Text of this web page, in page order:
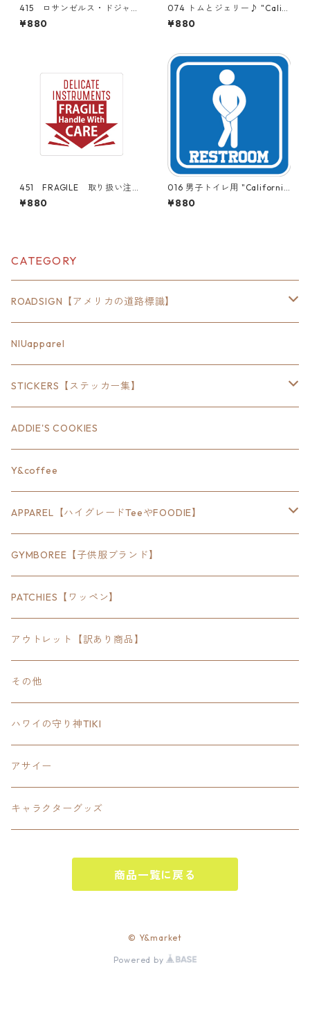
415 ロサンゼルス・ドジャー
ス Los Angeles Dodgers M
LB 大谷翔平 "California M
¥880
074 トムとジェリー♪ "Calif
ornia Market Center" アメ
リカンステッカー スーツケ
¥880
451 FRAGILE 取り扱い注意
DELICATE INSTTUMENTS "C
alifornia Market Center"
¥880
016 男子トイレ用 "California
Market Center" アメリカン
ステッカー スーツケース
¥880
CATEGORY
ROADSIGN【アメリカの道路標識】
18inch×6inch
18inch×8inch
18inch×12inch
24inch×8inch
18inch×24inch
30inch×24inch
18inchオクタゴン八角形
24inchオクタゴン八角形
18inch×18inchスクエア正方形
California State Routeカリフォルニア州
Interstate 州間道路型
U.S. Route国道（アメリカ）
NIUapparel
STICKERS【ステッカー集】
ステート
ハウス
クルマ
セキュリティ
アウトドア
スポーツ
ピクトグラム
ブランド
ミリタリー
ゲーム
ジャパンスタイル
ADDIE'S COOKIES
Y&coffee
APPAREL【ハイグレードTeeやFOODIE】
Bradley
SEWTS
FOODIE
KIDS
POMONA
GYMBOREE【子供服ブランド】
PATCHIES【ワッペン】
アウトレット【訳あり商品】
その他
ハワイの守り神TIKI
アサイー
キャラクターグッズ
商品一覧に戻る
© Y&market
Powered by